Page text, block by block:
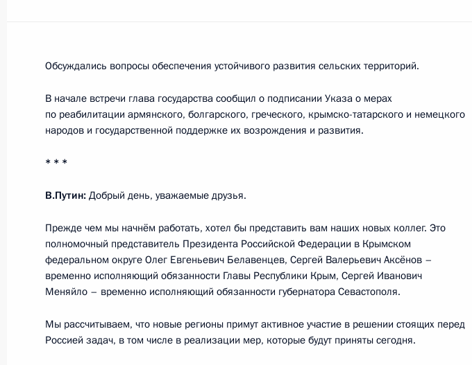
10 декабря 2014 года, среда
Заседание рабочей группы по мониторингу выполнения решений
расходов
8 октября 2014 года, среда
автодорог
Обсуждались вопросы обеспечения устойчивого развития сельских территорий.
В начале встречи глава государства сообщил о подписании Указа о мерах
по реабилитации армянского, болгарского, греческого, крымско-татарского и немецкого
народов и государственной поддержке их возрождения и развития.
* * *
В.Путин: Добрый день, уважаемые друзья.
Прежде чем мы начнём работать, хотел бы представить вам наших новых коллег. Это
полномочный представитель Президента Российской Федерации в Крымском
федеральном округе Олег Евгеньевич Белавенцев, Сергей Валерьевич Аксёнов –
временно исполняющий обязанности Главы Республики Крым, Сергей Иванович
Меняйло – временно исполняющий обязанности губернатора Севастополя.
Мы рассчитываем, что новые регионы примут активное участие в решении стоящих перед
Россией задач, в том числе в реализации мер, которые будут приняты сегодня.